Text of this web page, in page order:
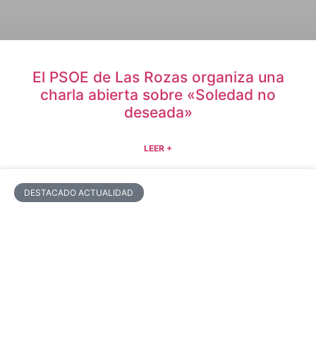
El PSOE de Las Rozas organiza una
charla abierta sobre «Soledad no
deseada»
LEER +
DESTACADO ACTUALIDAD